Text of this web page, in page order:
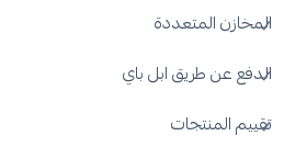
المخازن المتعددة
الدفع عن طريق ابل باي
تقييم المنتجات